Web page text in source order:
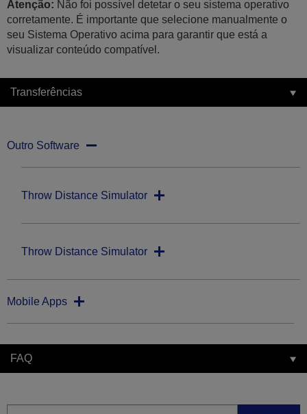
Atenção: Não foi possível detetar o seu sistema operativo
corretamente. É importante que selecione manualmente o
seu Sistema Operativo acima para garantir que está a
visualizar conteúdo compatível.
Transferências
Outro Software
Throw Distance Simulator
Throw Distance Simulator
Mobile Apps
FAQ